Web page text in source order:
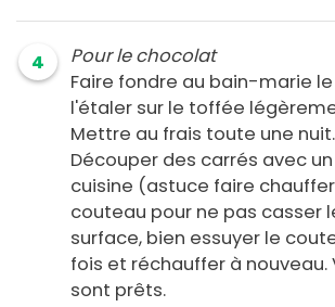
4
Pour le chocolat
Faire fondre au bain-marie
l'étaler sur le toffée
Mettre au frais toute une nuit.
Découper des carrés avec
cuisine (astuce faire
couteau pour ne pas casser
surface, bien essuyer le
fois et réchauffer à nouveau.
sont prêts.